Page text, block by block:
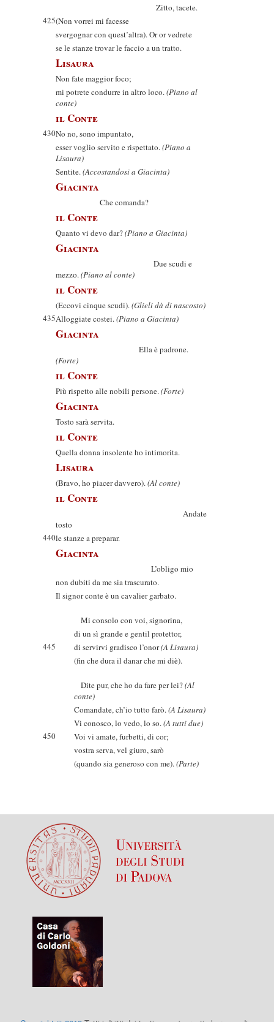
Zitto, tacete.
425(Non vorrei mi facesse
svergognar con quest’altra). Or or vedrete
se le stanze trovar le faccio a un tratto.
Lisaura
Non fate maggior foco;
mi potrete condurre in altro loco.(Piano al
conte)
il Conte
430No no, sono impuntato,
esser voglio servito e rispettato.(Piano a
Lisaura)
Sentite.(Accostandosi a Giacinta)
Giacinta
Che comanda?
il Conte
Quanto vi devo dar?(Piano a Giacinta)
Giacinta
Due scudi e
mezzo.(Piano al conte)
il Conte
(Eccovi cinque scudi).(Glieli dà di nascosto)
435Alloggiate costei.(Piano a Giacinta)
Giacinta
Ella è padrone.
(Forte)
il Conte
Più rispetto alle nobili persone.(Forte)
Giacinta
Tosto sarà servita.
il Conte
Quella donna insolente ho intimorita.
Lisaura
(Bravo, ho piacer davvero).(Al conte)
il Conte
Andate
tosto
440le stanze a preparar.
Giacinta
L’obligo mio
non dubiti da me sia trascurato.
Il signor conte è un cavalier garbato.
Mi consolo con voi, signorina,
di un sì grande e gentil protettor,
445
di servirvi gradisco l’onor(A Lisaura)
(fin che dura il danar che mi diè).
Dite pur, che ho da fare per lei?(Al
conte)
Comandate, ch’io tutto farò.(A Lisaura)
Vi conosco, lo vedo, lo so.(A tutti due)
450
Voi vi amate, furbetti, di cor;
vostra serva, vel giuro, sarò
(quando sia generoso con me).(Parte)